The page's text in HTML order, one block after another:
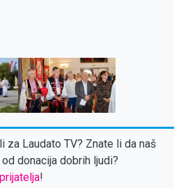
Laudato TV? Znate li da naš
donacija dobrih ljudi?
!